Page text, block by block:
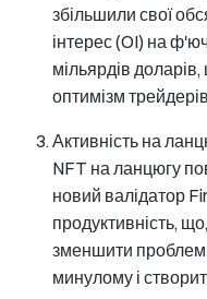
збільшили свої
інтерес (OI) на
мільярдів
оптимізм
Активність на
NFT на ланцюгу
новий валідатор
продуктивність,
зменшити
минулому і